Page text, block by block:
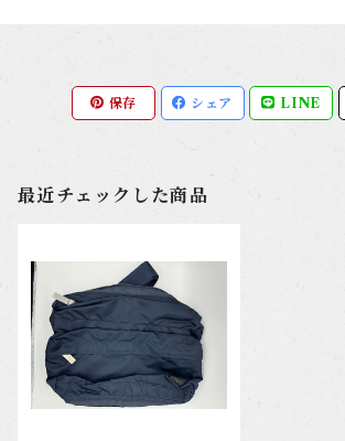
保存 シェア LINE
最近チェックした商品